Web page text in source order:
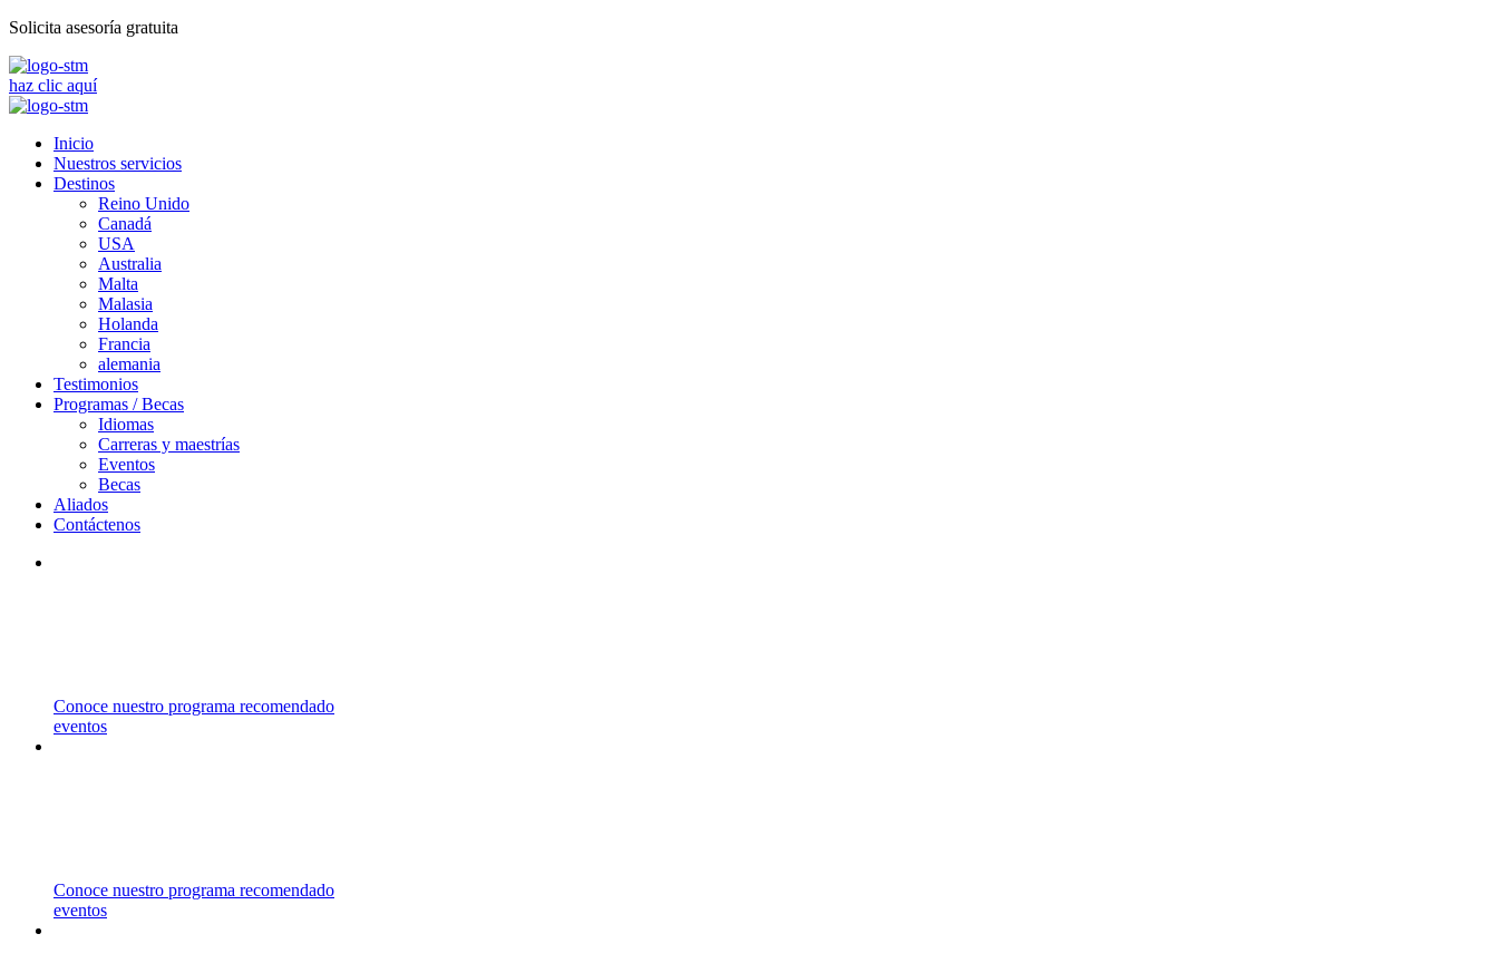
Solicita asesoría gratuita
haz clic aquí
Inicio
Nuestros servicios
Destinos
Reino Unido
Canadá
USA
Australia
Malta
Malasia
Holanda
Francia
alemania
Testimonios
Programas / Becas
Idiomas
Carreras y maestrías
Eventos
Becas
Aliados
Contáctenos
Conoce nuestro programa recomendado
eventos
Conoce nuestro programa recomendado
eventos